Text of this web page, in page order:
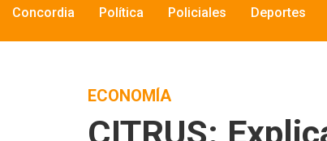
Concordia Política Policiales Deportes
ECONOMÍA
CITRUS: